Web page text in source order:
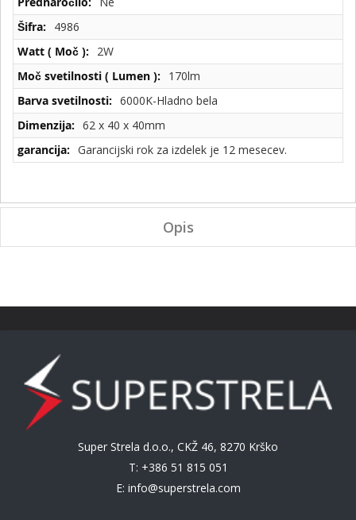
specifikacije
4986
2W
170lm
6000K-Hladno bela
62 x 40 x 40mm
Garancijski rok za izdelek je 12 mesecev.
Opis
Super Strela d.o.o., CKŽ 46, 8270 Krško
T: +386 51 815 051
E: info@superstrela.com